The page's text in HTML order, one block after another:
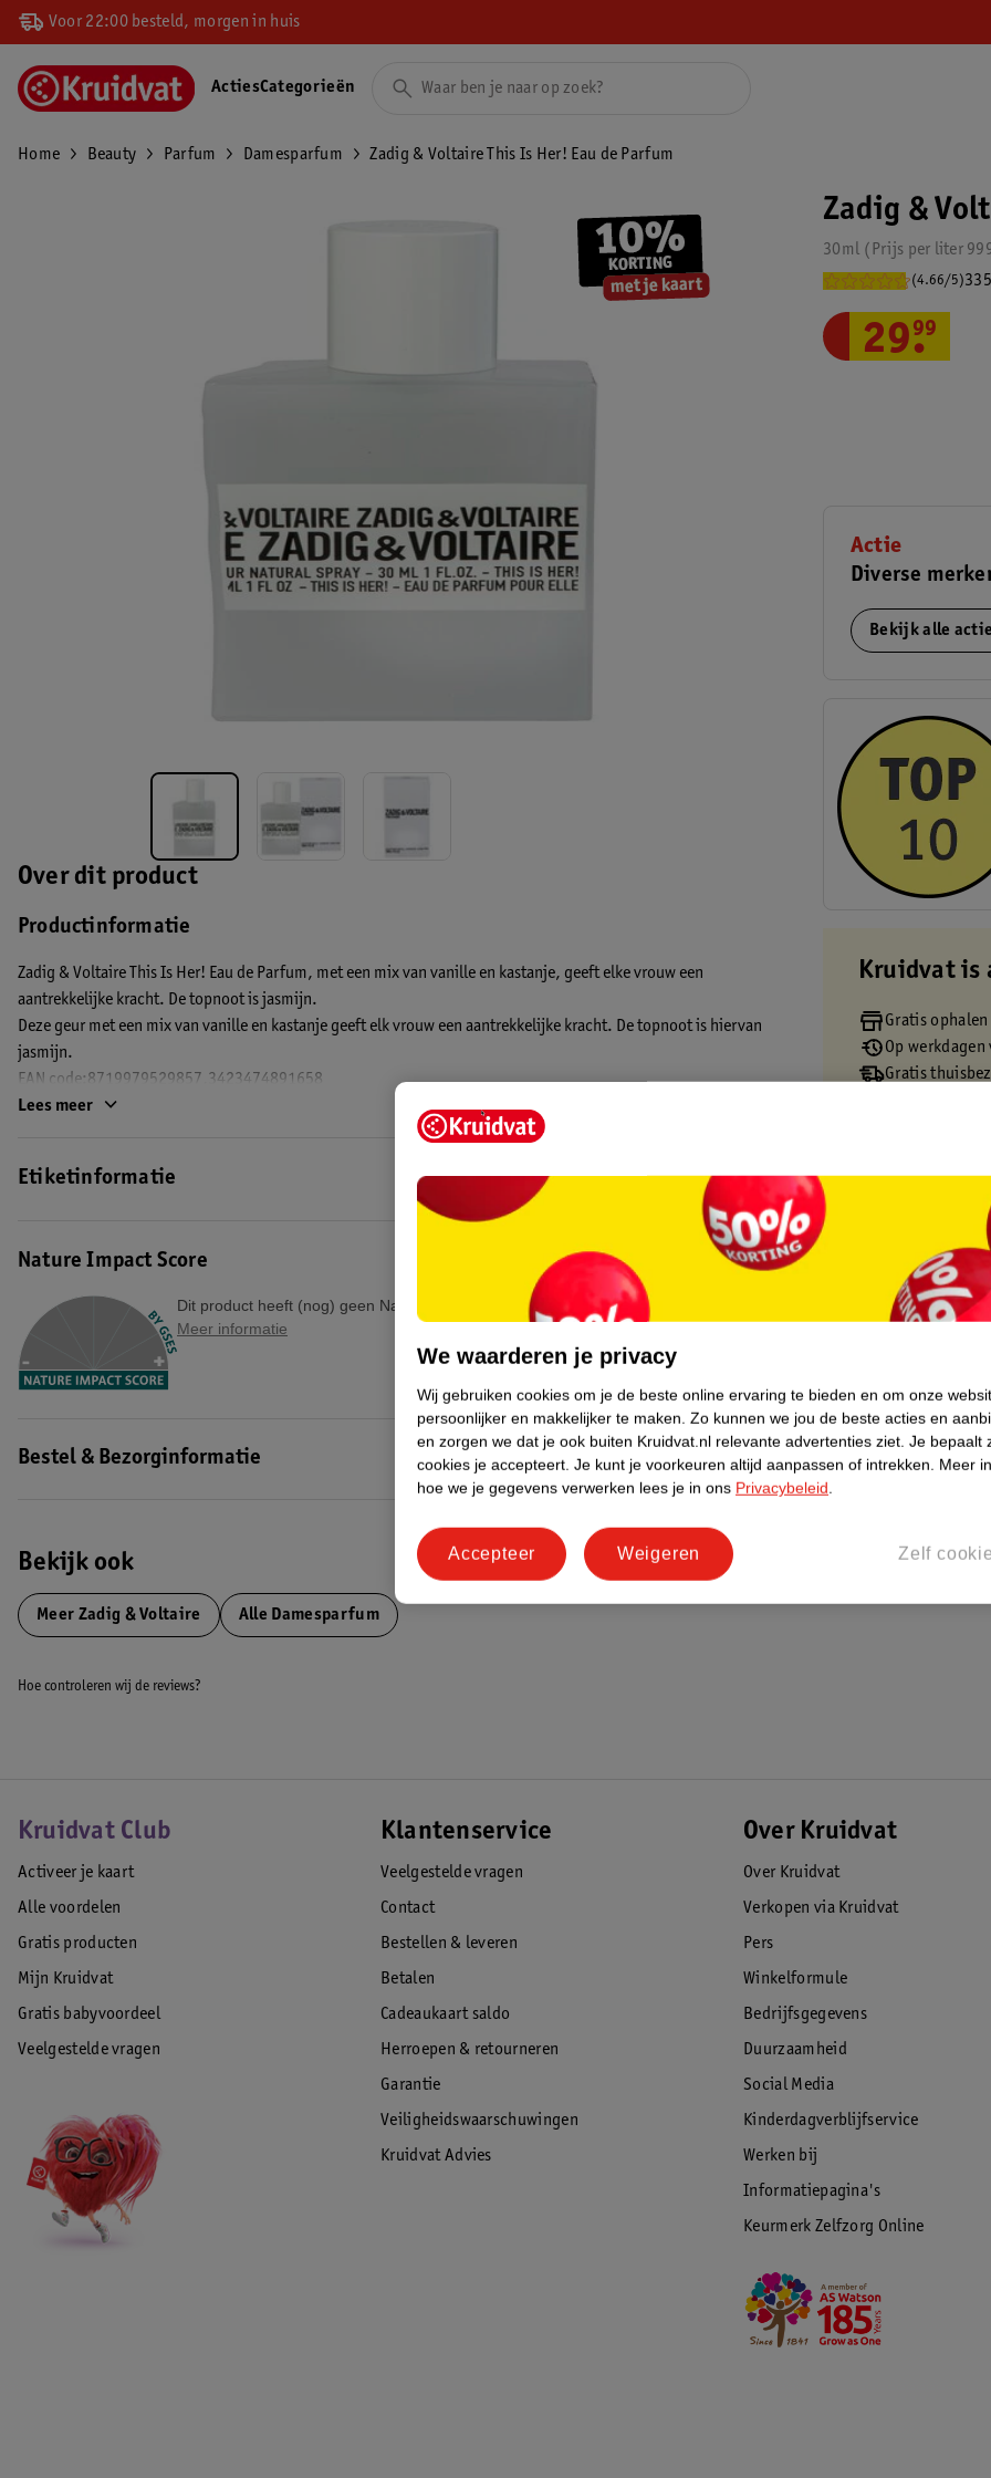
Voor 22:00 besteld, morgen in huis
ActiesCategorieën
Home Beauty Parfum Damesparfum Zadig & Voltaire This Is Her! Eau de Parfum
Over dit product
Productinformatie
Zadig & Voltaire This Is Her! Eau de Parfum, met een mix van vanille en kastanje, geeft elke vrouw een
aantrekkelijke kracht. De topnoot is jasmijn.
Deze geur met een mix van vanille en kastanje geeft elk vrouw een aantrekkelijke kracht. De topnoot is hiervan
jasmijn.
EAN code:8719979529857,3423474891658
Lees meer
Etiketinformatie
Nature Impact Score
Dit product heeft (nog) geen Nature Impact Score.
Meer informatie
Bestel & Bezorginformatie
Bekijk ook
Meer Zadig & Voltaire Alle Damesparfum
Zadig &
30ml Prijs per liter
(4.66/5)
29.
99
Actie
Diverse
Bekijk alle
Kruidvat is
Gratis
Op
Gratis
Gratis
Gratis
Hoe controleren wij de reviews?
Kruidvat Club
Activeer je kaart
Alle voordelen
Gratis producten
Mijn Kruidvat
Gratis babyvoordeel
Veelgestelde vragen
Klantenservice
Veelgestelde vragen
Contact
Bestellen & leveren
Betalen
Cadeaukaart saldo
Herroepen & retourneren
Garantie
Veiligheidswaarschuwingen
Kruidvat Advies
Over Kruidvat
Over Kruidvat
Verkopen via Kruidvat
Pers
Winkelformule
Bedrijfsgegevens
Duurzaamheid
Social Media
Kinderdagverblijfservice
Werken bij
Informatiepagina's
Keurmerk Zelfzorg Online
We waarderen je privacy
Wij gebruiken cookies om je de beste online ervaring te bieden en om onze
persoonlijker en makkelijker te maken. Zo kunnen we jou de beste acties en
en zorgen we dat je ook buiten Kruidvat.nl relevante advertenties ziet. Je bepaalt
cookies je accepteert. Je kunt je voorkeuren altijd aanpassen of intrekken. Meer
hoe we je gegevens verwerken lees je in ons Privacybeleid.
Zelf
Weigeren
Accepteer